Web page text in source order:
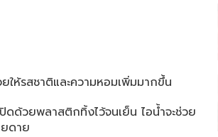
ให้รสชาติและความหอมเพิ่มมากขึ้น
ด้วยพลาสติกทิ้งไว้จนเย็น ไอน้ำจะช่วย
ดาย